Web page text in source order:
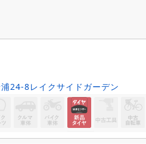
24-8レイクサイドガーデン